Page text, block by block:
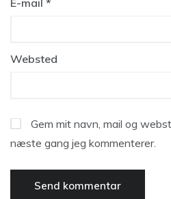
E-mail *
Websted
Gem mit navn, mail og
næste gang jeg kommenterer.